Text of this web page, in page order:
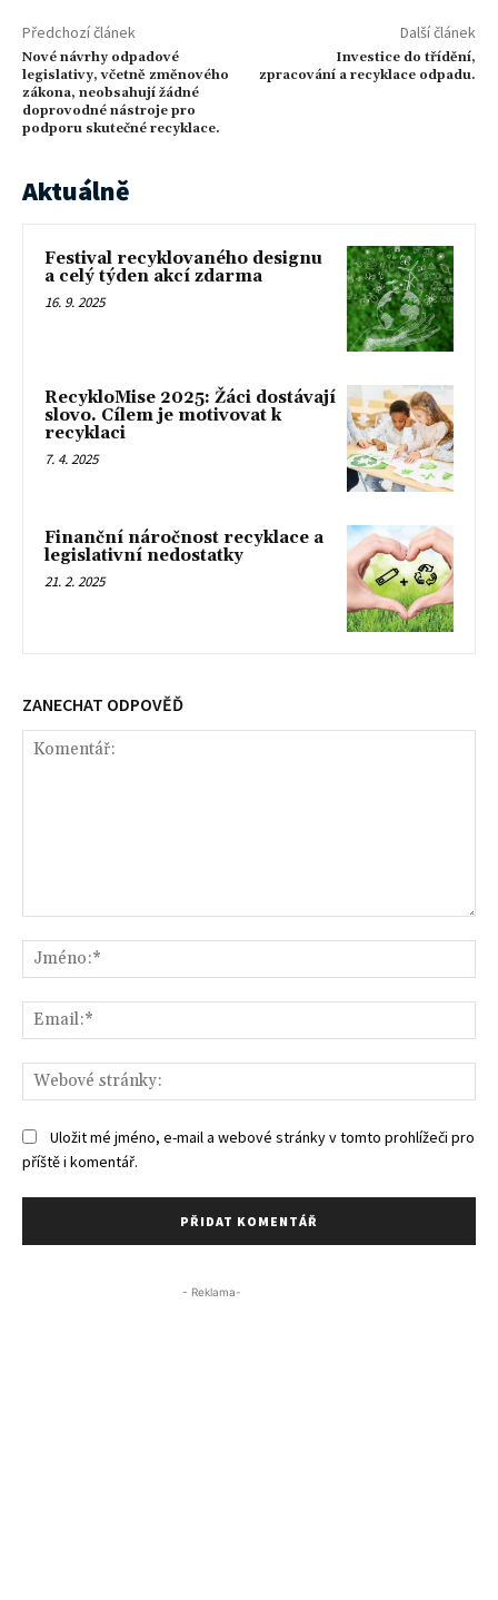
Předchozí článek
Nové návrhy odpadové
legislativy, včetně změnového
zákona, neobsahují žádné
doprovodné nástroje pro
podporu skutečné recyklace.
Další článek
Investice do třídění,
zpracování a recyklace odpadu.
Aktuálně
Festival recyklovaného designu
a celý týden akcí zdarma
16. 9. 2025
RecykloMise 2025: Žáci dostávají
slovo. Cílem je motivovat k
recyklaci
7. 4. 2025
Finanční náročnost recyklace a
legislativní nedostatky
21. 2. 2025
ZANECHAT ODPOVĚĎ
Uložit mé jméno, e-mail a webové stránky v tomto prohlížeči pro
příště i komentář.
- Reklama-